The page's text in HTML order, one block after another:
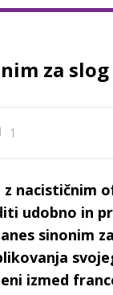
za
1
nacističnim
udobno in
sinonim
izmed